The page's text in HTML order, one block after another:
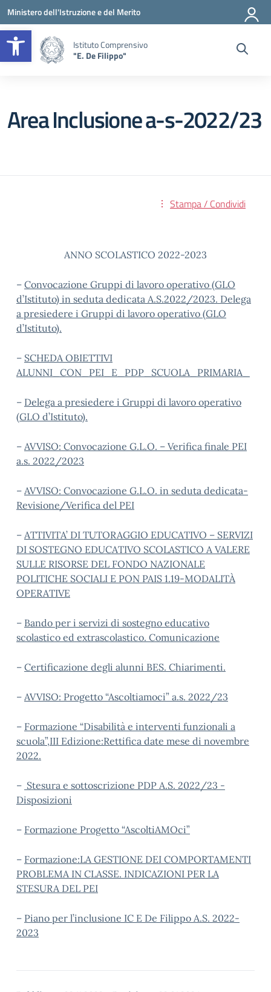
Apri la barra degli strumenti
Vai ai contenuti
Vai al menu di navigazione
Vai al footer
Ministero dell'Istruzione e del Merito
Istituto Comprensivo
"E. De Filippo"
Area Inclusione a-s-2022/23
Stampa / Condividi
ANNO SCOLASTICO 2022-2023
– Convocazione Gruppi di lavoro operativo (GLO
d’Istituto) in seduta dedicata A.S.2022/2023. Delega
a presiedere i Gruppi di lavoro operativo (GLO
d’Istituto).
– SCHEDA OBIETTIVI
ALUNNI_CON_PEI_E_PDP_SCUOLA_PRIMARIA_
– Delega a presiedere i Gruppi di lavoro operativo
(GLO d’Istituto).
– AVVISO: Convocazione G.L.O. – Verifica finale PEI
a.s. 2022/2023
– AVVISO: Convocazione G.L.O. in seduta dedicata-
Revisione/Verifica del PEI
– ATTIVITA’ DI TUTORAGGIO EDUCATIVO – SERVIZI
DI SOSTEGNO EDUCATIVO SCOLASTICO A VALERE
SULLE RISORSE DEL FONDO NAZIONALE
POLITICHE SOCIALI E PON PAIS 1.19-MODALITÀ
OPERATIVE
– Bando per i servizi di sostegno educativo
scolastico ed extrascolastico. Comunicazione
– Certificazione degli alunni BES. Chiarimenti.
– AVVISO: Progetto “Ascoltiamoci” a.s. 2022/23
– Formazione “Disabilità e interventi funzionali a
scuola”,III Edizione:Rettifica date mese di novembre
2022.
– Stesura e sottoscrizione PDP A.S. 2022/23 -
Disposizioni
– Formazione Progetto “AscoltiAMOci”
– Formazione:LA GESTIONE DEI COMPORTAMENTI
PROBLEMA IN CLASSE. INDICAZIONI PER LA
STESURA DEL PEI
– Piano per l’inclusione IC E De Filippo A.S. 2022-
2023